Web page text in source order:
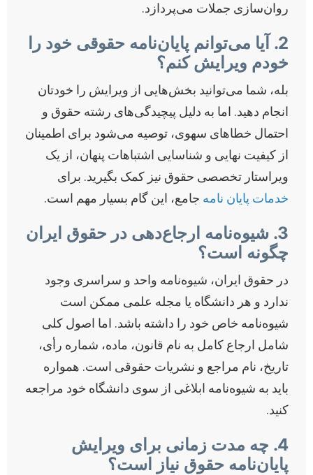
روان‌سازی جملات می‌پردازد.
2. آیا می‌توانم پایان‌نامه حقوقی خود را
خودم ویرایش کنم؟
بله، شما می‌توانید بخش‌هایی از ویرایش را خودتان
انجام دهید. اما به دلیل پیچیدگی‌های رشته حقوق و
احتمال خطاهای سهوی، توصیه می‌شود برای اطمینان
از کیفیت نهایی و شناسایی اشتباهات پنهان، از یک
ویراستار تخصصی حقوق نیز کمک بگیرید. برای
خدمات پایان نامه جامع، این گام بسیار مهم است.
3. شیوه‌نامه ارجاع‌دهی در حقوق ایران
چگونه است؟
در حقوق ایران، شیوه‌نامه واحد و سراسری وجود
ندارد و هر دانشگاه یا مجله علمی ممکن است
شیوه‌نامه خاص خود را داشته باشد. اما اصول کلی
شامل ارجاع کامل به نام قانون، ماده، شماره رأی،
تاریخ، نام مراجع و نشریات حقوقی است. همواره
باید به شیوه‌نامه ابلاغی از سوی دانشگاه خود مراجعه
کنید.
4. چه مدت زمانی برای ویرایش
پایان‌نامه حقوق نیاز است؟